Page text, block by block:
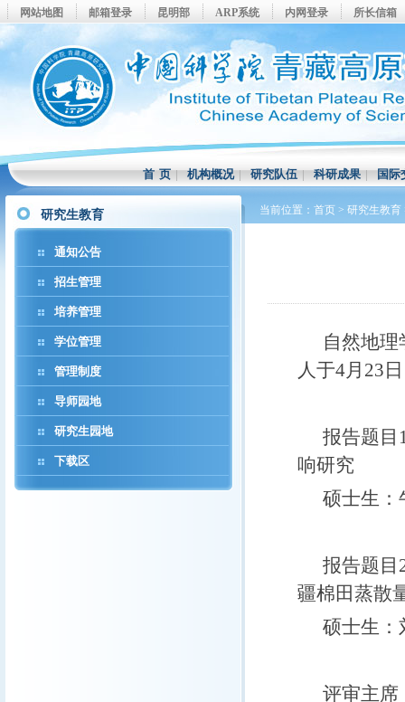
网站地图 邮箱登录 昆明部 ARP系统 内网登录 所长信箱
首 页|机构概况|研究队伍|科研成果|国际
研究生教育
通知公告
招生管理
培养管理
学位管理
管理制度
导师园地
研究生园地
下载区
当前位置： 首页 > 研究生教育
自然地
人于4月23
报告题目
响研究
硕士生
报告题
疆棉田蒸散
硕士生
评审主